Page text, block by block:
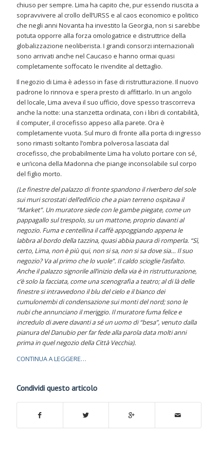
chiuso per sempre. Lima ha capito che, pur essendo riuscita a
sopravvivere al crollo dell’URSS e al caos economico e politico
che negli anni Novanta ha investito la Georgia, non si sarebbe
potuta opporre alla forza omologatrice e distruttrice della
globalizzazione neoliberista. I grandi consorzi internazionali
sono arrivati anche nel Caucaso e hanno ormai quasi
completamente soffocato le rivendite al dettaglio.
Il negozio di Lima è adesso in fase di ristrutturazione. Il nuovo
padrone lo rinnova e spera presto di affittarlo. In un angolo
del locale, Lima aveva il suo ufficio, dove spesso trascorreva
anche la notte: una stanzetta ordinata, con i libri di contabilità,
il computer, il crocefisso appeso alla parete. Ora è
completamente vuota. Sul muro di fronte alla porta di ingresso
sono rimasti soltanto l’ombra polverosa lasciata dal
crocefisso, che probabilmente Lima ha voluto portare con sé,
e un’icona della Madonna che piange inconsolabile sul corpo
del figlio morto.
(Le finestre del palazzo di fronte spandono il riverbero del sole
sui muri scrostati dell’edificio che a pian terreno ospitava il
“Market”. Un muratore siede con le gambe piegate, come un
pappagallo sul trespolo, su un mattone, proprio davanti al
negozio. Fuma e centellina il caffè appoggiando appena le
labbra al bordo della tazzina, quasi abbia paura di romperla. “Sì,
certo, Lima, non è più qui, non si sa, non si sa dove sia… Il suo
negozio? Va al primo che lo vuole”. Il caldo scioglie l’asfalto.
Anche il palazzo signorile all’inizio della via è in ristrutturazione,
c’è solo la facciata, come una scenografia a teatro; al di là delle
finestre si intravvedono il blu del cielo e il bianco dei
cumulonembi di condensazione sui monti del nord; sono le
nubi che annunciano il meriggio. Il muratore fuma felice e
incredulo di avere davanti a sé un uomo di “besa”, venuto dalla
pianura del Danubio per far fede alla parola data molti anni
prima in quel negozio della Città Vecchia).
CONTINUA A LEGGERE…
Condividi questo articolo